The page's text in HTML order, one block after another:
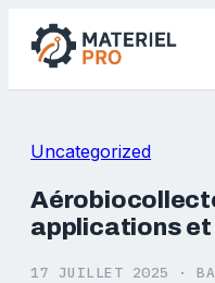
Uncategorized
applications et
17 JUILLET 2025 ·